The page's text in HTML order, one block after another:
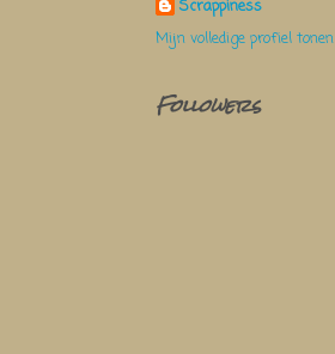
Scrappiness
Mijn volledige profiel tonen
Followers